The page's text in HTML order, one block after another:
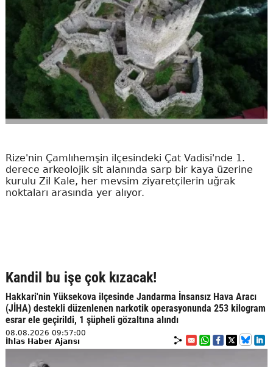
Rize'nin Çamlıhemşin ilçesindeki Çat Vadisi'nde 1.
derece arkeolojik sit alanında sarp bir kaya üzerine
kurulu Zil Kale, her mevsim ziyaretçilerin uğrak
noktaları arasında yer alıyor.
Kandil bu işe çok kızacak!
Hakkari'nin Yüksekova ilçesinde Jandarma İnsansız Hava Aracı
(JİHA) destekli düzenlenen narkotik operasyonunda 253 kilogram
esrar ele geçirildi, 1 şüpheli gözaltına alındı
08.08.2026 09:57:00
İhlas Haber Ajansı